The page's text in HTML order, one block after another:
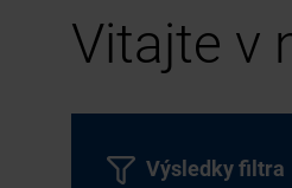
Vitajte v
Výsledky filtra